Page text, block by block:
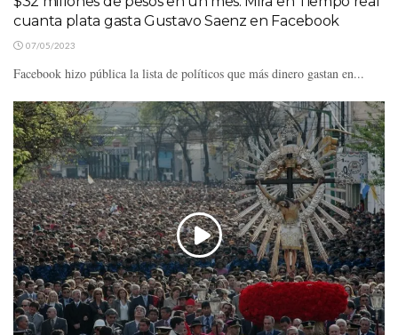
cuanta plata gasta Gustavo Saenz en Facebook
07/05/2023
Facebook hizo pública la lista de políticos que más dinero gastan en...